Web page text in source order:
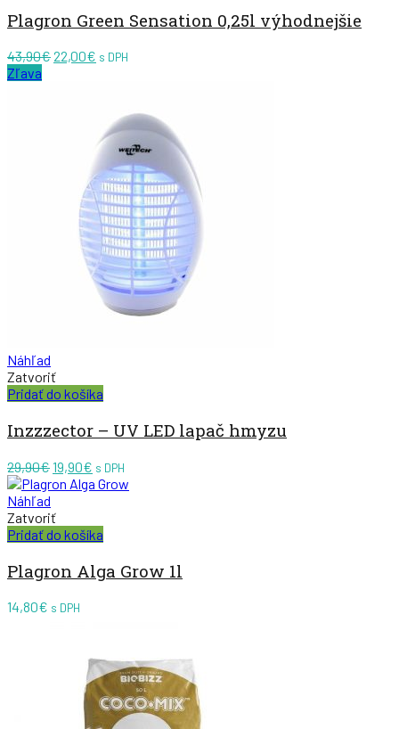
Plagron Green Sensation 0,25l výhodnejšie
43,90€Pôvodná
22,00€ Aktuálna
s DPH
Zľava
Náhľad
Zatvoriť
Pridať do košíka
Inzzzector – UV LED lapač hmyzu
29,90€Pôvodná
cena
29,90€.
19,90€ Aktuálna
cena
s DPH
Náhľad
Zatvoriť
Pridať do košíka
Plagron Alga Grow 1l
14,80€ s DPH